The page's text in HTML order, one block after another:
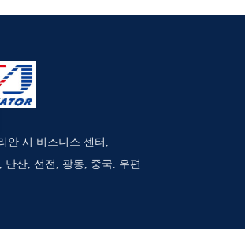
안 시 비즈니스 센터,
난산, 선전, 광동, 중국. 우편